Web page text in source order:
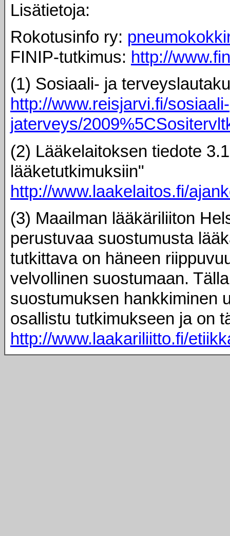
Lisätietoja:
Rokotusinfo ry:
FINIP-tutkimus: http://
(1) Sosiaali- ja
http://www.reisjarvi.fi/sosiaali-
jaterveys/
(2) Lääkelaitoksen tiedote
lääketutkimuksiin"
http://www.laakelaitos.fi/
(3) Maailman lääkäriliiton
perustuvaa suostumusta
tutkittava on häneen
velvollinen suostumaan.
suostumuksen hankkiminen
osallistu tutkimukseen ja on
http://www.laakariliitto.fi/